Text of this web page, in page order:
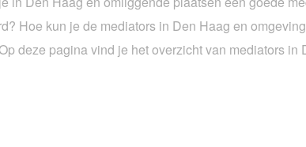
Hoe kun je de mediators in Den Haag en
deze pagina vind je het overzicht van mediators in